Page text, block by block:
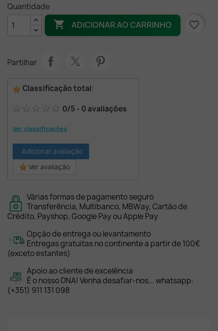
Quantidade
 ADICIONAR AO CARRINHO favorite_border
Partilhar
Classificação total:
0/5 - 0 avaliações
Ver classificações
Adicionar avaliação
Ver avaliação
Várias formas de pagamento seguro
Transferência, Multibanco, MBWay, Cartão de
Crédito, Payshop, Google Pay ou Apple Pay
Opção de entrega ou levantamento
Entregas gratuitas no continente a partir de 100€
(exceto estantes)
Apoio ao cliente de excelência
É o nosso DNA! Venha desafiar-nos... whatsapp:
(+351) 911 131 098